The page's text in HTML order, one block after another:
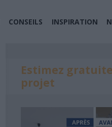
CONSEILS INSPIRATION
Estimez
projet